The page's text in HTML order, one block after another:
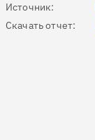
Источник:
Скачать отчет: